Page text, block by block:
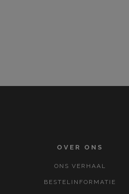
OVER ONS
ONS VERHAAL
BESTELINFORMATIE